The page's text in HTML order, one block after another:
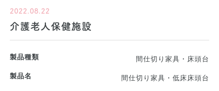
2022.08.22
介護老人保健施設
製品種類 間仕切り家具・床頭台
製品名 間仕切り家具・低床床頭台